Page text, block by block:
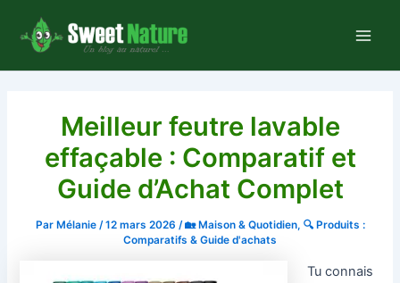
contenu
Meilleur feutre lavable
effaçable : Comparatif et
Guide d’Achat Complet
Par Mélanie /12 mars 2026 /🏡 Maison & Quotidien, 🔍 Produits :
Comparatifs & Guide d'achats
Tu connais